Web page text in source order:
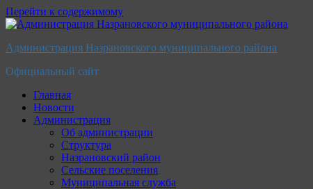
Перейти к содержимому
Администрация Назрановского муниципального района
Официальный сайт
Главная
Новости
Администрация
Об администрации
Структура
Назрановский район
Сельские поселения
Муниципальная служба